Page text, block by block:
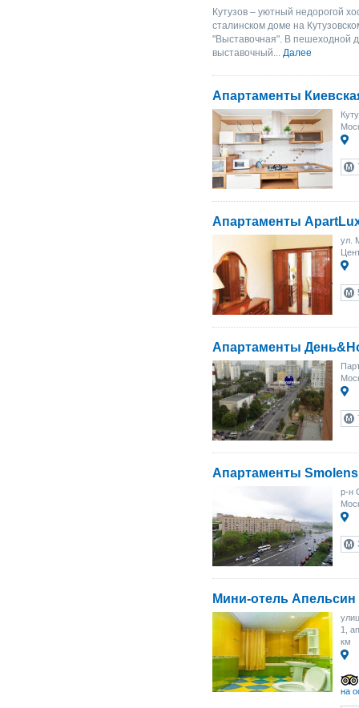
Кутузов – уютный недорогой
сталинском доме на
"Выставочная". В пешеходной
выставочный... Далее
Апартаменты
Апартаменты
ул.
Апартаменты
Апартаменты
р-н
Мини-отель Апельсин
1,
км
на